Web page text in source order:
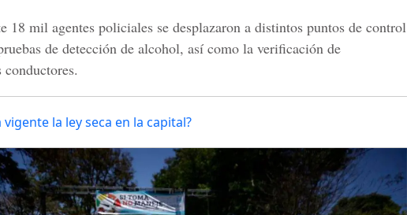
18 mil agentes policiales se desplazaron a distintos puntos de control
de detección de alcohol, así como la verificación de
la ley seca en la capital?